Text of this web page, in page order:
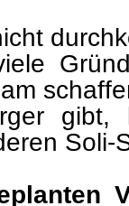
gibt,
Soli-